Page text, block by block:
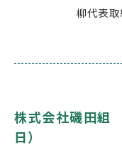
柳代表取
株式会社磯田組
日）